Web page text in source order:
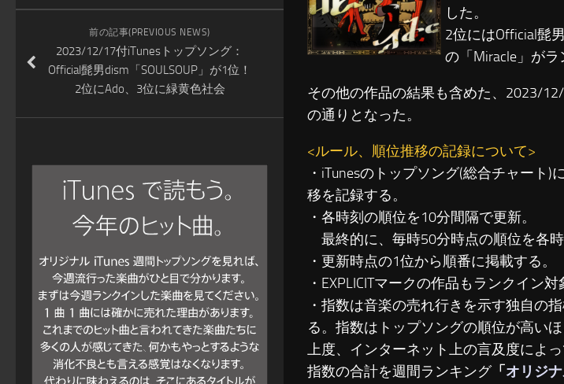
した。
2位にはOfficial髭
の「Miracle」がラ
その他の作品の結果も含めた、2023/
の通りとなった。
<ルール、順位推移の記録について>
・iTunesのトップソング(総合チャート
移を記録する。
・各時刻の順位を10分間隔で更新。
最終的に、毎時50分時点の順位を各時
・更新時点の1位から順番に掲載する。
・EXPLICITマークの作品もランクイン
・指数は音楽の売れ行きを示す独自の
る。指数はトップソングの順位が高い
上度、インターネット上の言及度によ
指数の合計を週間ランキング「 オリジ
前の記事(PREVIOUS NEWS)
2023/12/17付iTunesトップソング：
Official髭男dism「SOULSOUP」が1位！
2位にAdo、3位に緑黄色社会